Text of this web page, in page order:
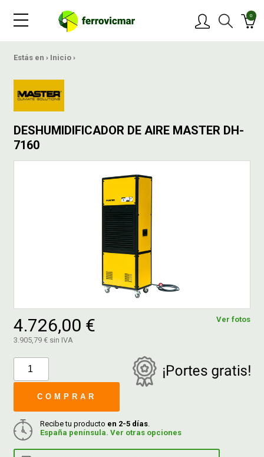
0
Estás en › Inicio ›
DESHUMIDIFICADOR DE AIRE MASTER DH-
7160
Ver fotos
4.726,00 €
3.905,79 € sin IVA
COMPRAR
Recibe tu producto en 2-5 días.
España península. Ver otras opciones
OFERTAS
NOVEDADES
BLOG
CONTACTAR
FERROVICMAR
CATÁLOGOS
GUÍAS
ENVÍOS